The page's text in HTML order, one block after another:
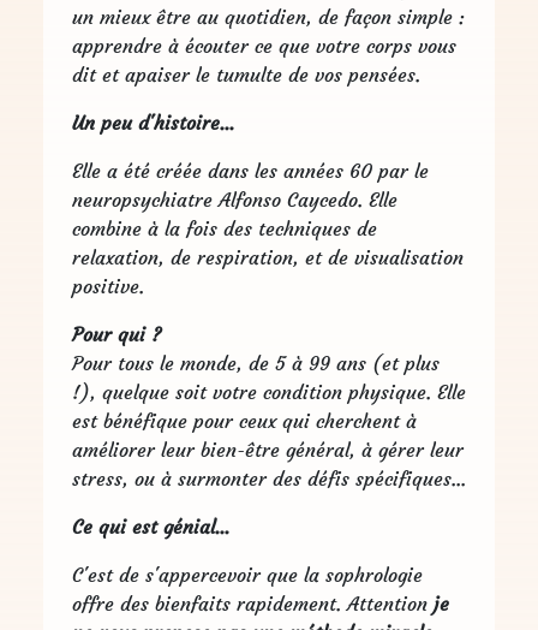
un mieux être au quotidien, de façon simple :
apprendre à écouter ce que votre corps vous
dit et apaiser le tumulte de vos pensées.
Un peu d'histoire...
Elle a été créée dans les années 60 par le
neuropsychiatre Alfonso Caycedo. Elle
combine à la fois des techniques de
relaxation, de respiration, et de visualisation
positive.
Pour qui ?
Pour tous le monde, de 5 à 99 ans (et plus
!), quelque soit votre condition physique. Elle
est bénéfique pour ceux qui cherchent à
améliorer leur bien-être général, à gérer leur
stress, ou à surmonter des défis spécifiques...
Ce qui est génial...
C'est de s'appercevoir que la sophrologie
offre des bienfaits rapidement. Attention je